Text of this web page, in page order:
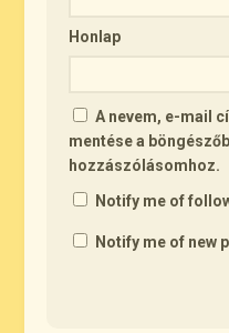
Honlap
A nevem, e-mail
mentése a
hozzászólásomhoz.
Notify me of
Notify me of new